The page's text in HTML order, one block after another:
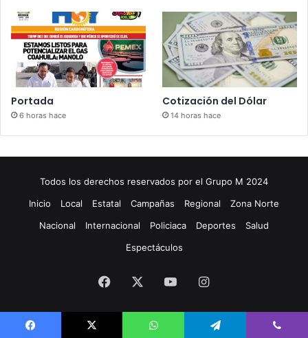
Portada
6 horas hace
Cotización del Dólar
14 horas hace
Todos los derechos reservados por el Grupo M 2024
Inicio
Local Estatal Campañas Regional
Zona Norte
Nacional
Internacional Policiaca Deportes
Salud
Espectáculos
Facebook YouTubeInstagram